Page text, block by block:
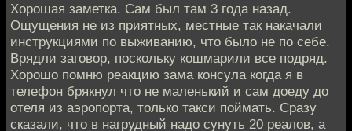
Хорошая заметка. Сам был там 3 года назад.
Ощущения не из приятных, местные так накачали
инструкциями по выживанию, что было не по себе.
Врядли заговор, поскольку кошмарили все подряд.
Хорошо помню реакцию зама консула когда я в
телефон брякнул что не маленький и сам доеду до
отеля из аэропорта, только такси поймать. Сразу
сказали, что в нагрудный надо сунуть 20 реалов, а